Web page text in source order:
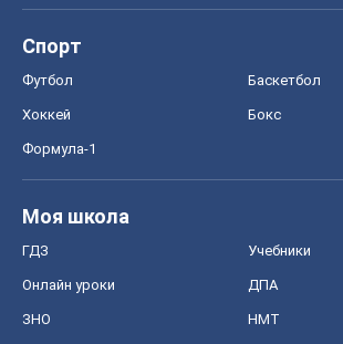
Спорт
Футбол Баскетбол
Хоккей Бокс
Формула-1
Моя школа
ГДЗ Учебники
Онлайн уроки ДПА
ЗНО НМТ